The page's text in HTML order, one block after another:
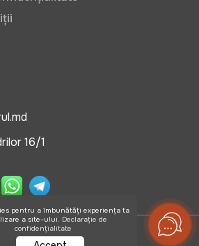
16/1
OlisGrup SRL
pentru a îmbunătăți experiența ta
a site-ului. Declarație de
confidențialitate